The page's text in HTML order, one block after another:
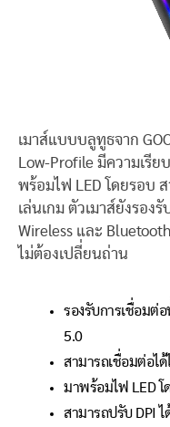
เมาส์แบบบลูทูธจาก
Low-Profile มีความเรี
พร้อมไฟ LED โดยรอบ
เล่นเกม ตัวเมาส์ยังรอง
Wireless และ
ไม่ต้องเปลี่ยนถ่าน
รองรับการเชื่อมต่
5.0
สามารถเชื่อมต่อได้
มาพร้อมไฟ LED โ
สามารถปรับ DPI